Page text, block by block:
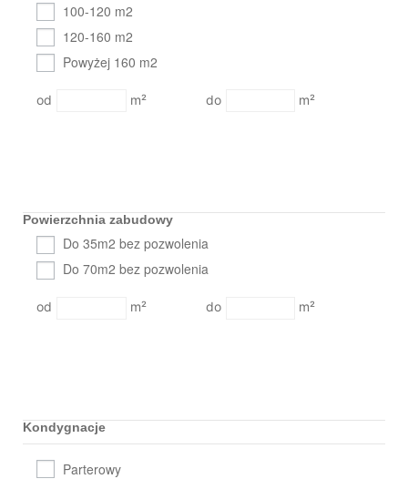
100-120 m2
120-160 m2
Powyżej 160 m2
m² m²
Powierzchnia zabudowy
Do 35m2 bez pozwolenia
Do 70m2 bez pozwolenia
m² m²
Kondygnacje
Parterowy